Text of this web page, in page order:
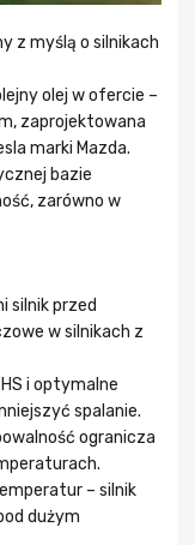
z myślą o silnikach
olej w ofercie –
zaprojektowana
marki Mazda.
bazie
zarówno w
silnik przed
w silnikach z
i optymalne
spalanie.
ogranicza
– silnik
dużym